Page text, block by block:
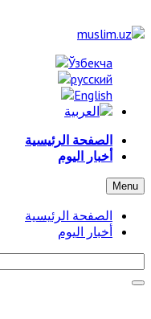
الصفحة الرئيسية
أخبار اليوم
Menu
الصفحة الرئيسية
أخبار اليوم